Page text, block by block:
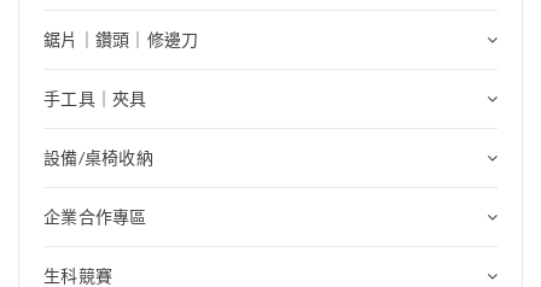
鋸片｜鑽頭｜修邊刀
手工具｜夾具
設備/桌椅收納
企業合作專區
生科競賽